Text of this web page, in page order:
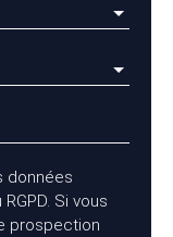
données
Si vous
prospection